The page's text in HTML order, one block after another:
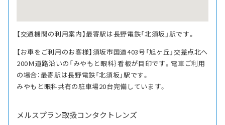
【交通機関の利用案内】最寄駅は長野電鉄「北須坂」駅です。
【お車をご利用のお客様】須坂市国道403号「旭ヶ丘」交差点北へ
200Ｍ道路沿いの「みやもと眼科｝看板が目印です。電車ご利用
の場合：最寄駅は長野電鉄「北須坂」駅です。
みやもと眼科共有の駐車場20台完備しています。
メルスプラン取扱コンタクトレンズ